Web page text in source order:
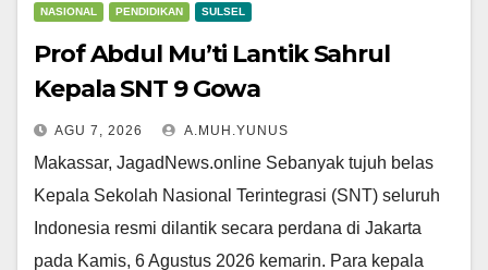
NASIONAL PENDIDIKAN SULSEL
Prof Abdul Mu’ti Lantik Sahrul
Kepala SNT 9 Gowa
AGU 7, 2026 A.MUH.YUNUS
Makassar, JagadNews.online Sebanyak tujuh belas
Kepala Sekolah Nasional Terintegrasi (SNT) seluruh
Indonesia resmi dilantik secara perdana di Jakarta
pada Kamis, 6 Agustus 2026 kemarin. Para kepala